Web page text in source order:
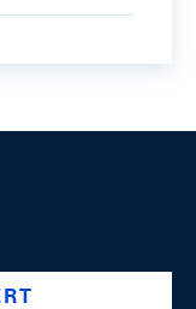
swiss-national-
@swissnationalbank